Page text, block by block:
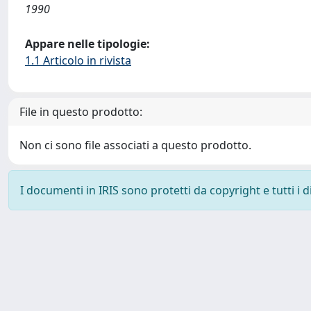
1990
Appare nelle tipologie:
1.1 Articolo in rivista
File in questo prodotto:
Non ci sono file associati a questo prodotto.
I documenti in IRIS sono protetti da copyright e tutti i